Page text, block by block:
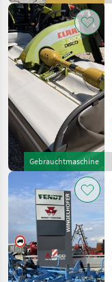
Gebrauchtmaschine